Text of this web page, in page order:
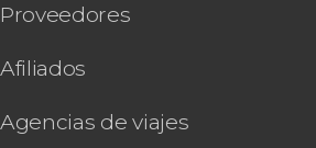
Proveedores
Afiliados
Agencias de viajes